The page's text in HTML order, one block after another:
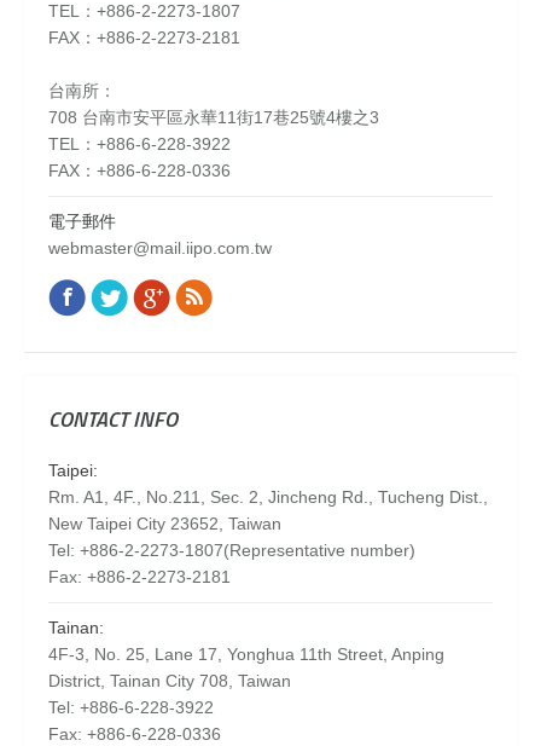
TEL：+886-2-2273-1807
FAX：+886-2-2273-2181
台南所：
708 台南市安平區永華11街17巷25號4樓之3
TEL：+886-6-228-3922
FAX：+886-6-228-0336
電子郵件
webmaster@mail.iipo.com.tw
Find us on:
Facebook
TwitterGoogle+
Rss
CONTACT INFO
Taipei:
Rm. A1, 4F., No.211, Sec. 2, Jincheng Rd., Tucheng Dist.,
New Taipei City 23652, Taiwan
Tel: +886-2-2273-1807(Representative number)
Fax: +886-2-2273-2181
Tainan:
4F-3, No. 25, Lane 17, Yonghua 11th Street, Anping
District, Tainan City 708, Taiwan
Tel: +886-6-228-3922
Fax: +886-6-228-0336